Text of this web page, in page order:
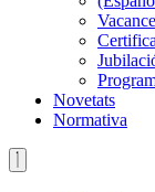
Novetats
Normativa